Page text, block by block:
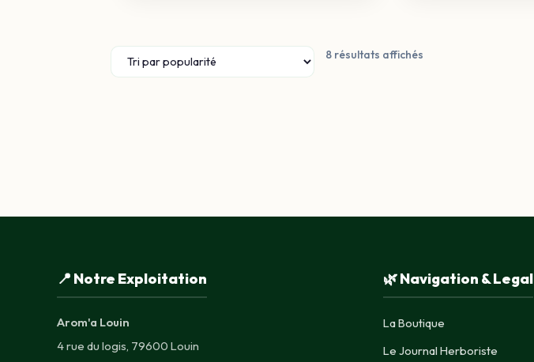
8 résultats affichés
📍 Notre Exploitation
Arom'a Louin
4 rue du logis, 79600 Louin
🌿 Navigation & Legal
La Boutique
Le Journal Herboriste